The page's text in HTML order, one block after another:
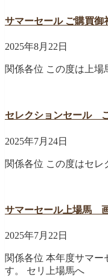
サマーセール ご購買御
2025年8月22日
関係各位 この度は上
セレクションセール
2025年7月24日
関係各位 この度はセレ
サマーセール上場馬
2025年7月22日
関係各位 本年度サマ
す。 セリ上場馬へ